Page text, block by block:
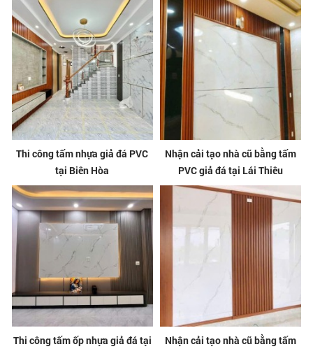
Thi công tấm nhựa giả đá PVC
tại Biên Hòa
Nhận cải tạo nhà cũ bằng tấm
PVC giả đá tại Lái Thiêu
Thi công tấm ốp nhựa giả đá tại
Nhận cải tạo nhà cũ bằng tấm